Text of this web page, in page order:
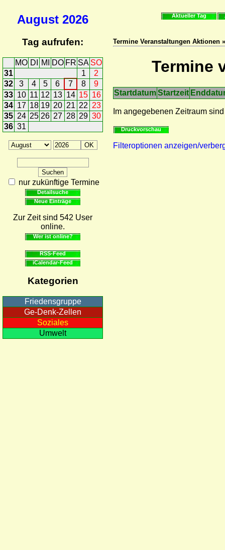
August 2026
Tag aufrufen:
MO DI MI DO FR SA SO
31
1
2
32
3 4 5 6 7 8
9
33 10 11 12 13 14 15 16
34 17 18 19 20 21 22 23
35 24 25 26 27 28 29 30
36 31
nur zukünftige Termine
Detailsuche
Neue Einträge
Zur Zeit sind 542 User
online.
Wer ist online?
RSS-Feed
iCalendar-Feed
Kategorien
Friedensgruppe
Ge-Denk-Zellen
Soziales
Umwelt
Aktueller Tag
Termine Veranstaltungen Aktionen
Termine
StartdatumStartzeit
Im angegebenen Zeitraum
Druckvorschau
Filteroptionen anzeigen/